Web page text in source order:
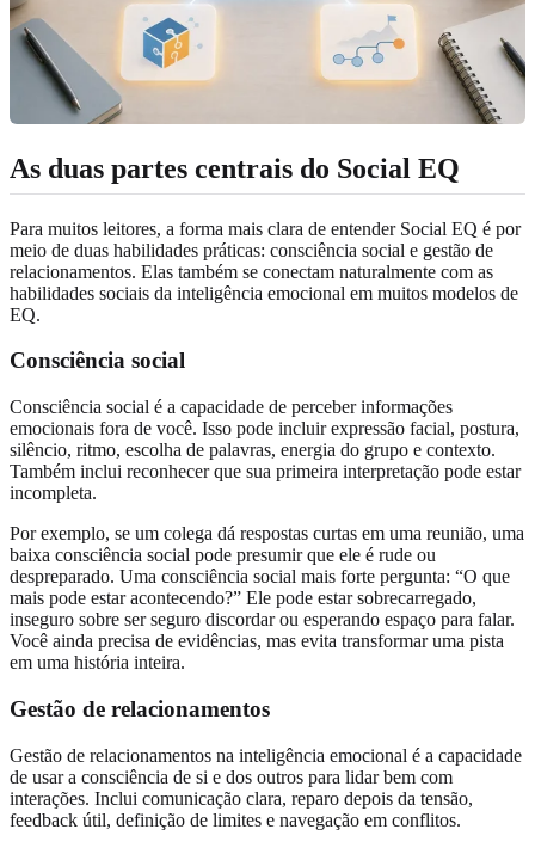
As duas partes centrais do Social EQ
Para muitos leitores, a forma mais clara de entender Social EQ é por
meio de duas habilidades práticas: consciência social e gestão de
relacionamentos. Elas também se conectam naturalmente com as
habilidades sociais da inteligência emocional em muitos modelos de
EQ.
Consciência social
Consciência social é a capacidade de perceber informações
emocionais fora de você. Isso pode incluir expressão facial, postura,
silêncio, ritmo, escolha de palavras, energia do grupo e contexto.
Também inclui reconhecer que sua primeira interpretação pode estar
incompleta.
Por exemplo, se um colega dá respostas curtas em uma reunião, uma
baixa consciência social pode presumir que ele é rude ou
despreparado. Uma consciência social mais forte pergunta: “O que
mais pode estar acontecendo?” Ele pode estar sobrecarregado,
inseguro sobre ser seguro discordar ou esperando espaço para falar.
Você ainda precisa de evidências, mas evita transformar uma pista
em uma história inteira.
Gestão de relacionamentos
Gestão de relacionamentos na inteligência emocional é a capacidade
de usar a consciência de si e dos outros para lidar bem com
interações. Inclui comunicação clara, reparo depois da tensão,
feedback útil, definição de limites e navegação em conflitos.